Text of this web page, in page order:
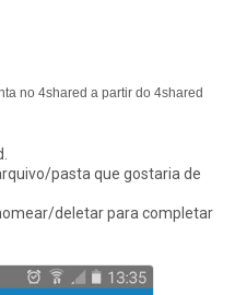
no 4shared a partir do 4shared
pasta que gostaria de
deletar para completar